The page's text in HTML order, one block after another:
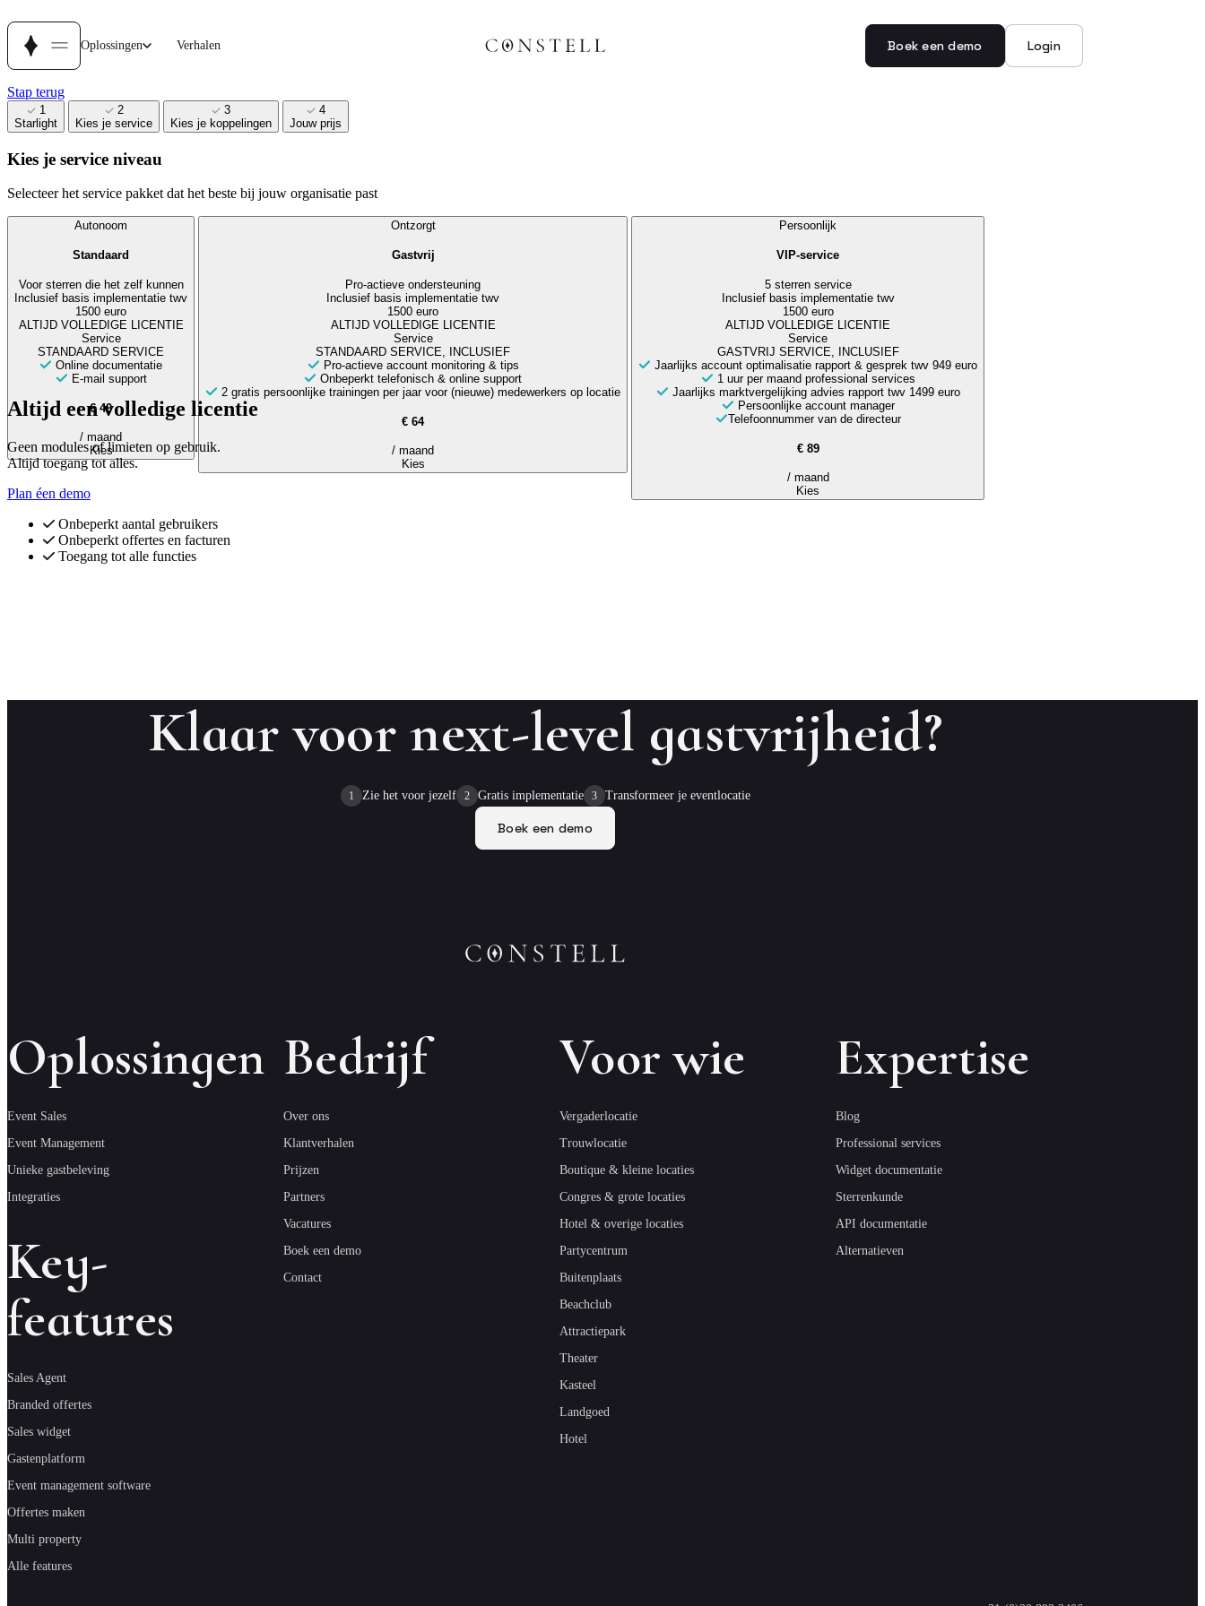
Oplossingen Verhalen Boek een demo Login
Stap terug
1
Starlight
2
Kies je service
3
Kies je koppelingen
4
Jouw prijs
Kies je service niveau
Selecteer het service pakket dat het beste bij jouw organisatie past
Autonoom
Standaard
Voor sterren die het zelf kunnen
Inclusief basis implementatie twv
1500 euro
ALTIJD VOLLEDIGE LICENTIE
Service
STANDAARD SERVICE
Online documentatie
E-mail support
€ 49
/ maand
Kies
Ontzorgt
Gastvrij
Pro-actieve ondersteuning
Inclusief basis implementatie twv
1500 euro
ALTIJD VOLLEDIGE LICENTIE
Service
STANDAARD SERVICE, INCLUSIEF
Pro-actieve account monitoring & tips
Onbeperkt telefonisch & online support
2 gratis persoonlijke trainingen per jaar voor (nieuwe) medewerkers op locatie
€ 64
/ maand
Kies
Persoonlijk
VIP-service
5 sterren service
Inclusief basis implementatie twv
1500 euro
ALTIJD VOLLEDIGE LICENTIE
Service
GASTVRIJ SERVICE, INCLUSIEF
Jaarlijks account optimalisatie rapport & gesprek twv 949 euro
1 uur per maand professional services
Jaarlijks marktvergelijking advies rapport twv 1499 euro
Persoonlijke account manager
Telefoonnummer van de directeur
€ 89
/ maand
Kies
Altijd een volledige licentie
Geen modules of limieten op gebruik.
Altijd toegang tot alles.
Plan éen demo
Onbeperkt aantal gebruikers
Onbeperkt offertes en facturen
Toegang tot alle functies
Klaar voor next-level gastvrijheid?
1 Zie het voor jezelf 2 Gratis implementatie 3 Transformeer je eventlocatie
Boek een demo
Oplossingen
Event Sales
Event Management
Unieke gastbeleving
Integraties
Key-
features
Sales Agent
Branded offertes
Sales widget
Gastenplatform
Event management software
Offertes maken
Multi property
Alle features
Bedrijf
Over ons
Klantverhalen
Prijzen
Partners
Vacatures
Boek een demo
Contact
Voor wie
Vergaderlocatie
Trouwlocatie
Boutique & kleine locaties
Congres & grote locaties
Hotel & overige locaties
Partycentrum
Buitenplaats
Beachclub
Attractiepark
Theater
Kasteel
Landgoed
Hotel
Expertise
Blog
Professional services
Widget documentatie
Sterrenkunde
API documentatie
Alternatieven